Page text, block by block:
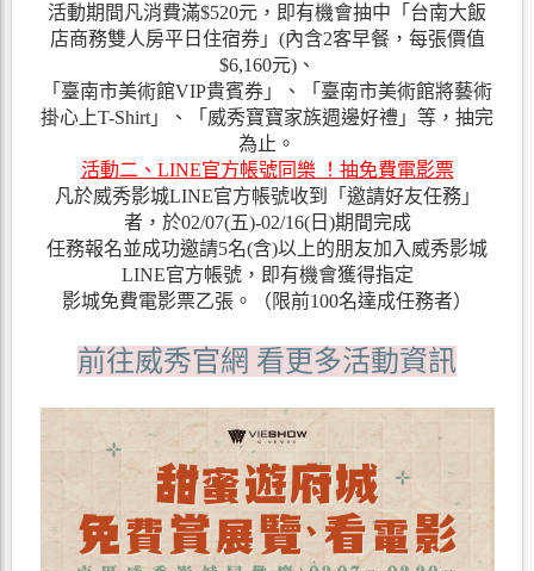
活動期間凡消費滿$520元，即有機會抽中 「台南大飯
店商務雙人房平日住宿券」(內含2客早餐，每張價值
$6,160元)、
「臺南市美術館VIP貴賓券」、「臺南市美術館將藝術
掛心上T-Shirt」、「威秀寶寶家族週邊好禮」等，抽完
為止。
活動二、LINE官方帳號同樂 ！抽免費電影票
凡於威秀影城LINE官方帳號收到「邀請好友任務」
者，於02/07(五)-02/16(日)期間完成
任務報名並成功邀請5名(含)以上的朋友加入威秀影城
LINE官方帳號，即有機會獲得指定
影城免費電影票乙張。（限前100名達成任務者）
前往威秀官網 看更多活動資訊